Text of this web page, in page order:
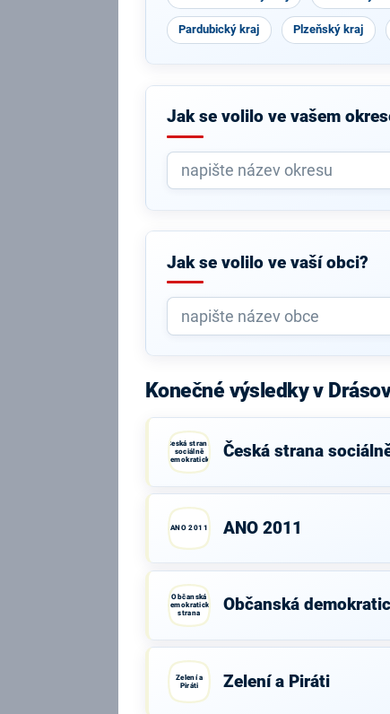
Pardubický kraj Plzeňský kraj
Jak se volilo ve vašem
Jak se volilo ve vaší obci?
Konečné výsledky v Drásov
Česká strana
sociálně
demokratická
Česká strana
ANO 2011 ANO 2011
Občanská
demokratická
strana
Občanská
Zelení a
Piráti
Zelení a Piráti